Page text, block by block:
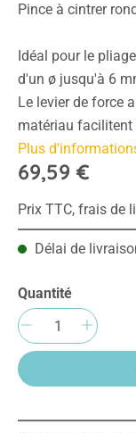
Pince à cintrer
Idéal pour le
d'un ø jusqu'à 6
Le levier de force
matériau facilitent
Plus
69,59 €
Prix TTC, frais de
Délai de
Quantité
Quantité de